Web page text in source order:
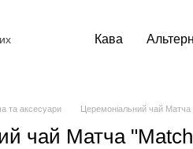
Кава
та аксесуари Церемоніальний чай
чай Матча